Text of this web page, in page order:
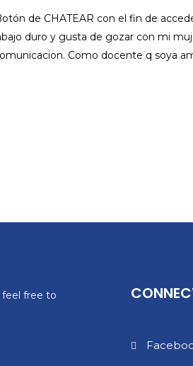
de CHATEAR con el fin de
duro y gusta de gozar con mi
Como docente q soya
feel free to